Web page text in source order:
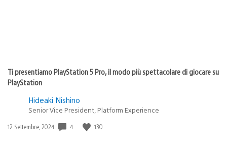
Ti presentiamo PlayStation 5 Pro, il modo più spettacolare di giocare su
PlayStation
Hideaki Nishino
Senior Vice President, Platform Experience
Data
12 Settembre, 2024 4 130